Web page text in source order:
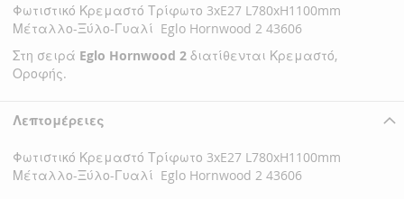
Φωτιστικό Κρεμαστό Τρίφωτο 3xE27 L780xH1100mm
Μέταλλο-Ξύλο-Γυαλί Eglo Hornwood 2 43606
Στη σειρά Eglo Hornwood 2 διατίθενται Κρεμαστό,
Οροφής.
Λεπτομέρειες
Φωτιστικό Κρεμαστό Τρίφωτο 3xE27 L780xH1100mm
Μέταλλο-Ξύλο-Γυαλί Eglo Hornwood 2 43606